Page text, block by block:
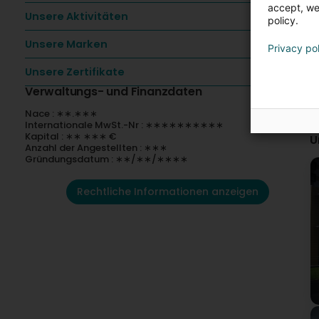
Unsere Aktivitäten
Unsere Marken
Unsere Zertifikate
Verwaltungs- und Finanzdaten
Nace : ∗∗.∗∗∗
Internationale MwSt.-Nr : ∗∗∗∗∗∗∗∗∗∗
Kapital : ∗∗ ∗∗∗ €
Anzahl der Angestellten : ∗∗∗
Gründungsdatum : ∗∗/∗∗/∗∗∗∗
Rechtliche Informationen anzeigen
accept,
policy.
Privacy